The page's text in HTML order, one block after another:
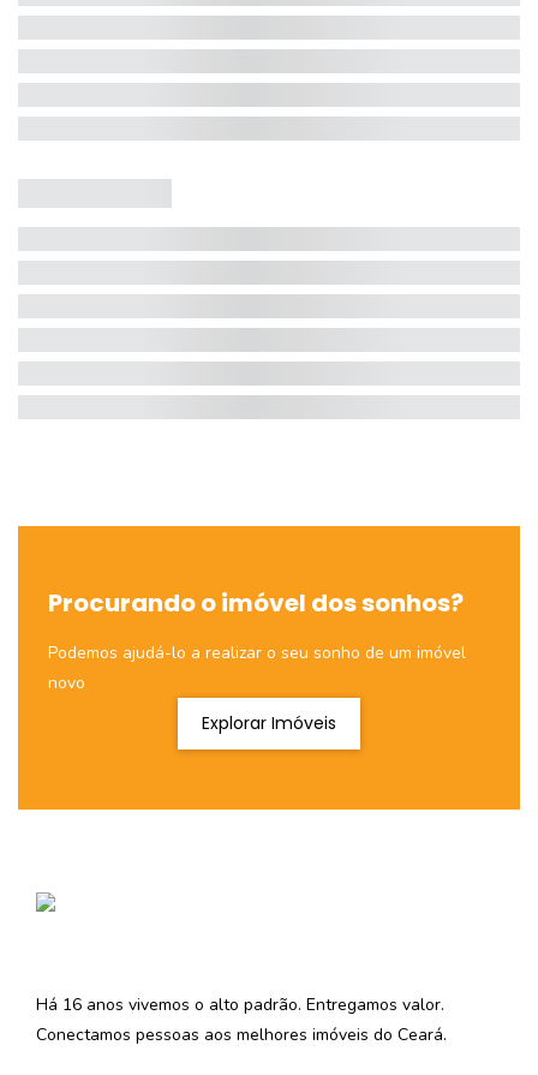
Procurando o imóvel dos sonhos?
Podemos ajudá-lo a realizar o seu sonho de um imóvel
novo
Explorar Imóveis
Há 16 anos vivemos o alto padrão. Entregamos valor.
Conectamos pessoas aos melhores imóveis do Ceará.